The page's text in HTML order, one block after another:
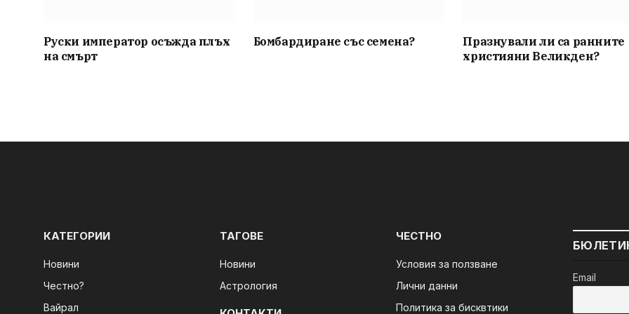
Руски император осъжда плъх
на смърт
Бомбардиране със семена?
Празнували ли са ранните
християни Великден?
КАТЕГОРИИ
Новини
Честно?
Вайрал
ТАГОВЕ
Новини
Астрология
ЧЕСТНО
Условия за ползване
Лични данни
Политика за бисквтики
Email